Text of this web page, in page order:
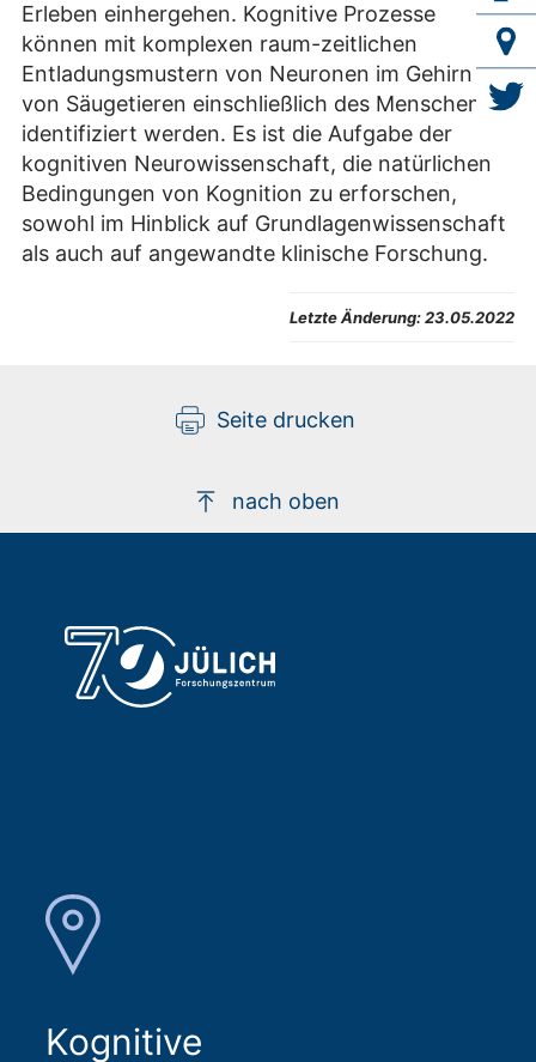
Erleben einhergehen. Kognitive Prozesse
können mit komplexen raum-zeitlichen
Entladungsmustern von Neuronen im Gehirn
von Säugetieren einschließlich des Menschen
identifiziert werden. Es ist die Aufgabe der
kognitiven Neurowissenschaft, die natürlichen
Bedingungen von Kognition zu erforschen,
sowohl im Hinblick auf Grundlagenwissenschaft
als auch auf angewandte klinische Forschung.
Letzte Änderung:23.05.2022
Seite drucken
nach oben
Kognitive